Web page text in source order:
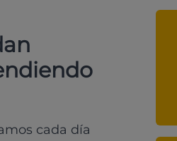
cada día